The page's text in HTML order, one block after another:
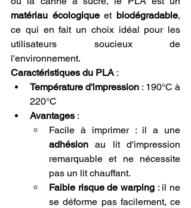
matériau écologique et biodégradable,
ce qui en fait un choix idéal pour les
utilisateurs soucieux de
l'environnement.
Caractéristiques du PLA :
Température d'impression : 190°C à
220°C
Avantages :
adhésion au lit d'impression
remarquable et ne nécessite
pas un lit chauffant.
Faible risque de warping : il ne
se déforme pas facilement, ce